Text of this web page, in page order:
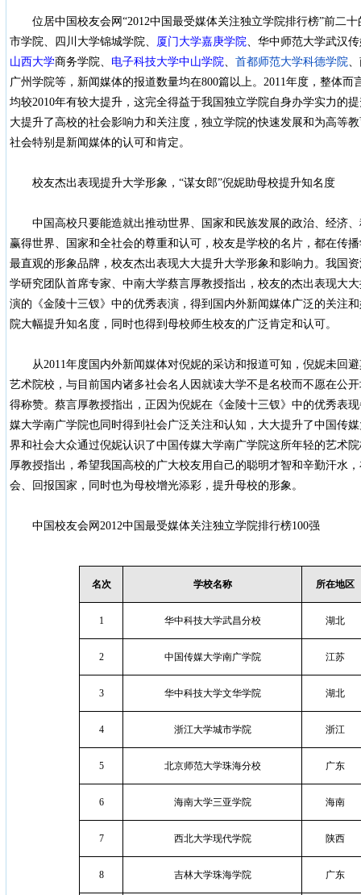
位居中国校友会网“2012中国最受媒体关注独立学院排行榜”前二十
市学院、四川大学锦城学院、 厦门大学嘉庚学院、华中师范大学武汉
山西大学商务学院、 电子科技大学中山学院、 首都师范大学科德学院、
广州学院等，新闻媒体的报道数量均在800篇以上。2011年度，整体
均较2010年有较大提升，这完全得益于我国独立学院自身办学实力的
大提升了高校的社会影响力和关注度，独立学院的快速发展和为高等
社会特别是新闻媒体的认可和肯定。
校友杰出表现提升大学形象，“谋女郎”倪妮助母校提升知名度
中国高校只要能造就出推动世界、国家和民族发展的政治、经济、
赢得世界、国家和全社会的尊重和认可，校友是学校的名片，都在传
最直观的形象品牌，校友杰出表现大大提升大学形象和影响力。我国
学研究团队首席专家、中南大学蔡言厚教授指出，校友的杰出表现大
演的《金陵十三钗》中的优秀表演，得到国内外新闻媒体广泛的关注
院大幅提升知名度，同时也得到母校师生校友的广泛肯定和认可。
从2011年度国内外新闻媒体对倪妮的采访和报道可知，倪妮未回避
艺术院校，与目前国内诸多社会名人因就读大学不是名校而不愿在公
得称赞。蔡言厚教授指出，正因为倪妮在《金陵十三钗》中的优秀表
媒大学南广学院也同时得到社会广泛关注和认知，大大提升了中国传
界和社会大众通过倪妮认识了中国传媒大学南广学院这所年轻的艺术
厚教授指出，希望我国高校的广大校友用自己的聪明才智和辛勤汗水
会、回报国家，同时也为母校增光添彩，提升母校的形象。
中国校友会网2012中国最受媒体关注独立学院排行榜100强
名次 学校名称 所在地区
1 华中科技大学武昌分校 湖北
2 中国传媒大学南广学院 江苏
3 华中科技大学文华学院 湖北
4 浙江大学城市学院 浙江
5 北京师范大学珠海分校 广东
6 海南大学三亚学院 海南
7 西北大学现代学院 陕西
8 吉林大学珠海学院 广东